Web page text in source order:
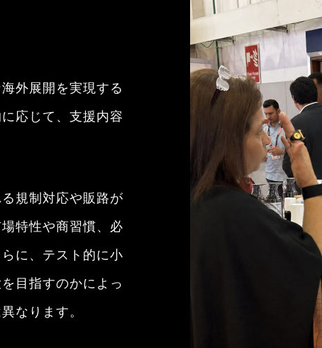
外展開を実現する
応じて、支援内容
規制対応や販路が
特性や商習慣、必
に、テスト的に小
目指すのかによっ
なります。